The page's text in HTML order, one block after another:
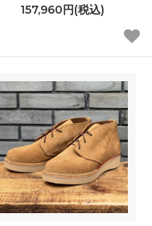
157,960円(税込)